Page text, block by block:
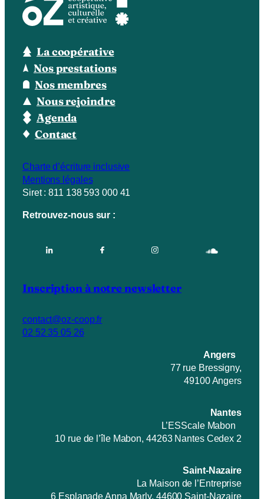
La coopérative
Nos prestations
Nos membres
Nous rejoindre
Agenda
Contact
Charte d’écriture inclusive
Mentions légales
Siret : 811 138 593 000 41
Retrouvez-nous sur :
Inscription à notre newsletter
contact@oz-coop.fr
02 52 35 05 26
Angers
77 rue Bressigny,
49100 Angers
Nantes
L’ESScale Mabon
10 rue de l’île Mabon, 44263 Nantes Cedex 2
Saint-Nazaire
La Maison de l’Entreprise
6 Esplanade Anna Marly, 44600 Saint-Nazaire